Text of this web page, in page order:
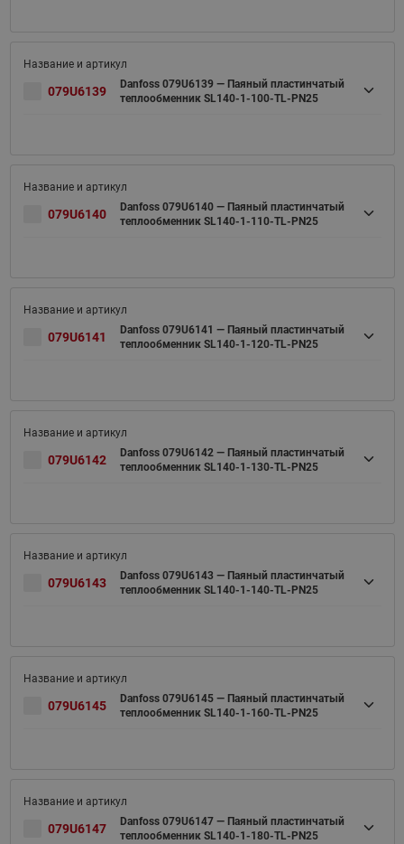
079U6139
Danfoss 079U6139 — Паяный пластинчатый
теплообменник SL140-1-100-TL-PN25
079U6140
Danfoss 079U6140 — Паяный пластинчатый
теплообменник SL140-1-110-TL-PN25
079U6141
Danfoss 079U6141 — Паяный пластинчатый
теплообменник SL140-1-120-TL-PN25
079U6142
Danfoss 079U6142 — Паяный пластинчатый
теплообменник SL140-1-130-TL-PN25
079U6143
Danfoss 079U6143 — Паяный пластинчатый
теплообменник SL140-1-140-TL-PN25
079U6145
Danfoss 079U6145 — Паяный пластинчатый
теплообменник SL140-1-160-TL-PN25
079U6147
Danfoss 079U6147 — Паяный пластинчатый
теплообменник SL140-1-180-TL-PN25